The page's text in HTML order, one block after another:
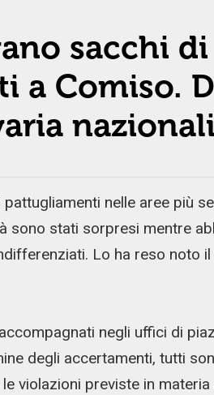
sacchi
a Comiso.
nelle aree più
sono stati sorpresi mentre
Lo ha reso noto
negli uffici di
degli accertamenti, tutti
violazioni previste in materia